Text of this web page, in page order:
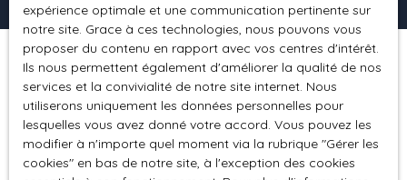
Pertinence
Trier par Créer une alerte
Vendu
expérience optimale et une communication pertinente sur
notre site. Grace à ces technologies, nous pouvons vous
proposer du contenu en rapport avec vos centres d'intérêt.
Ils nous permettent également d'améliorer la qualité de nos
services et la convivialité de notre site internet. Nous
utiliserons uniquement les données personnelles pour
lesquelles vous avez donné votre accord. Vous pouvez les
modifier à n'importe quel moment via la rubrique ″Gérer les
cookies″ en bas de notre site, à l'exception des cookies